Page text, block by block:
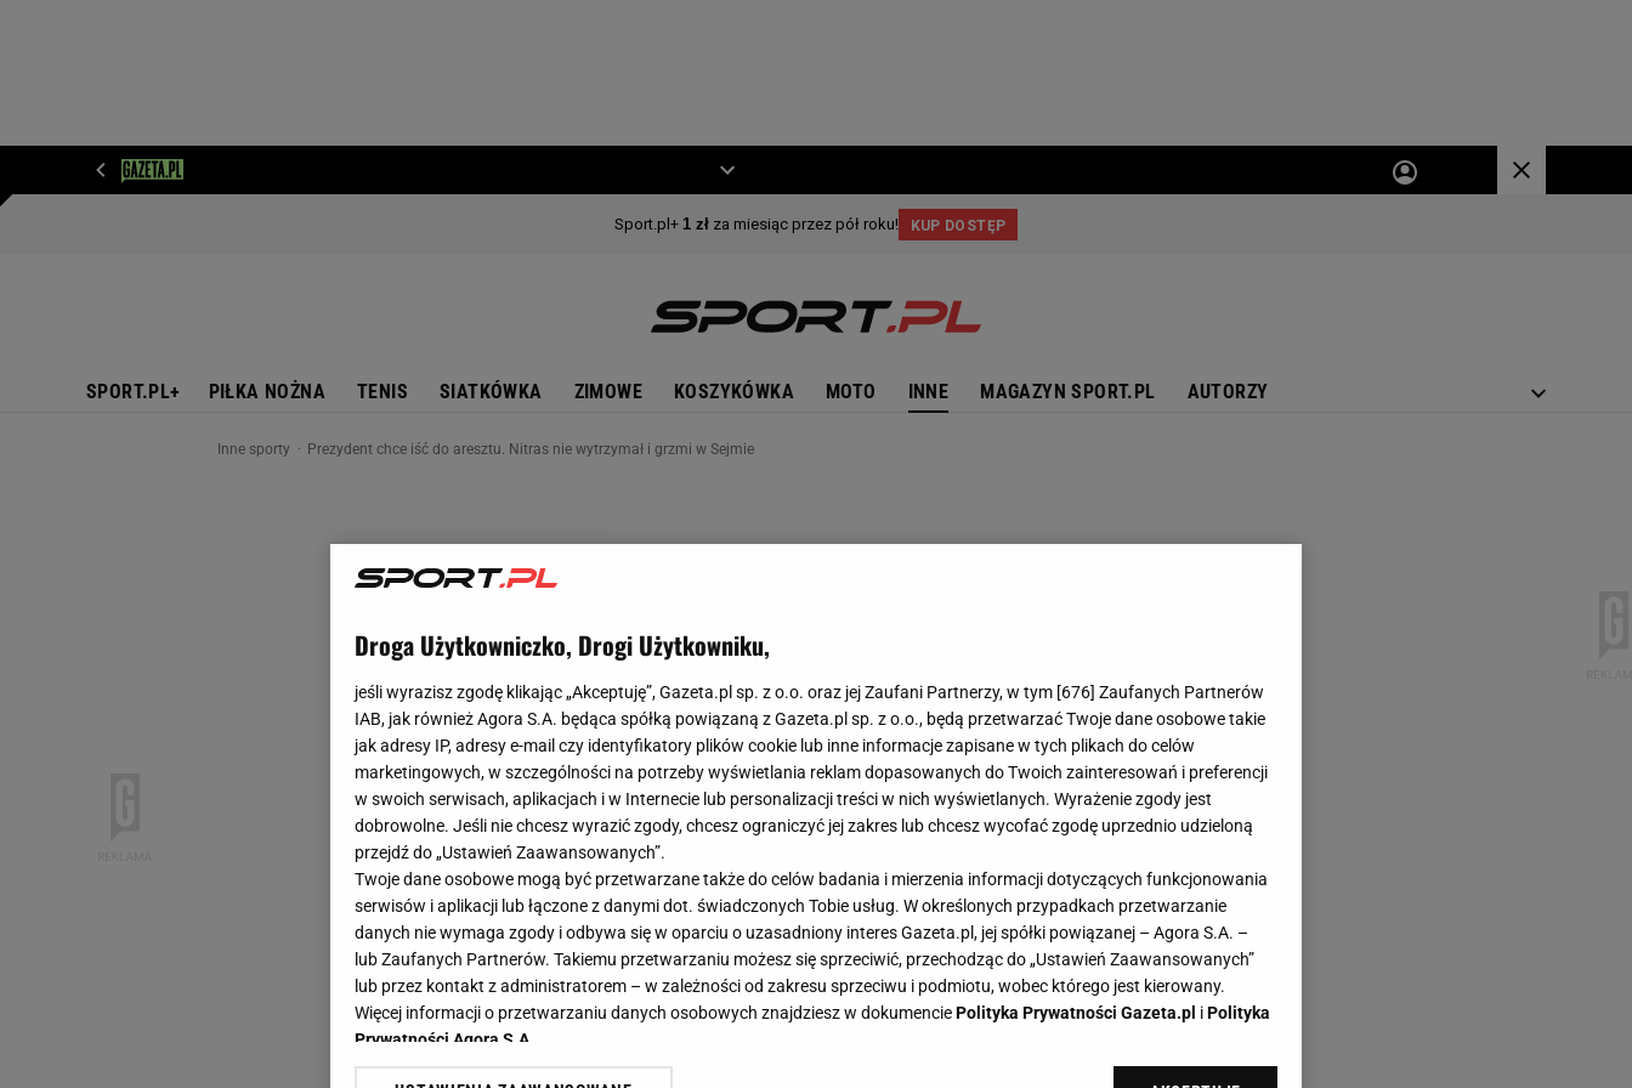
SPORT.PL+ PIŁKA NOŻNA TENIS SIATKÓWKA ZIMOWE KOSZYKÓWKA MOTO INNE MAGAZYN SPORT.PL AUTORZY
Inne sporty Prezydent chce iść do aresztu. Nitras nie wytrzymał i grzmi w Sejmie
Droga Użytkowniczko, Drogi Użytkowniku,
jeśli wyrazisz zgodę klikając „Akceptuję”, Gazeta.pl sp. z o.o. oraz jej Zaufani Partnerzy, w tym [676] Zaufanych Partnerów
IAB, jak również Agora S.A. będąca spółką powiązaną z Gazeta.pl sp. z o.o., będą przetwarzać Twoje dane osobowe takie
jak adresy IP, adresy e-mail czy identyfikatory plików cookie lub inne informacje zapisane w tych plikach do celów
marketingowych, w szczególności na potrzeby wyświetlania reklam dopasowanych do Twoich zainteresowań i preferencji
w swoich serwisach, aplikacjach i w Internecie lub personalizacji treści w nich wyświetlanych. Wyrażenie zgody jest
dobrowolne. Jeśli nie chcesz wyrazić zgody, chcesz ograniczyć jej zakres lub chcesz wycofać zgodę uprzednio udzieloną
przejdź do „Ustawień Zaawansowanych”.
Twoje dane osobowe mogą być przetwarzane także do celów badania i mierzenia informacji dotyczących funkcjonowania
serwisów i aplikacji lub łączone z danymi dot. świadczonych Tobie usług. W określonych przypadkach przetwarzanie
danych nie wymaga zgody i odbywa się w oparciu o uzasadniony interes Gazeta.pl, jej spółki powiązanej – Agora S.A. –
lub Zaufanych Partnerów. Takiemu przetwarzaniu możesz się sprzeciwić, przechodząc do „Ustawień Zaawansowanych”
lub przez kontakt z administratorem – w zależności od zakresu sprzeciwu i podmiotu, wobec którego jest kierowany.
Więcej informacji o przetwarzaniu danych osobowych znajdziesz w dokumenciePolityka Prywatności Gazeta.pl iPolityka
Prywatności Agora S.A.